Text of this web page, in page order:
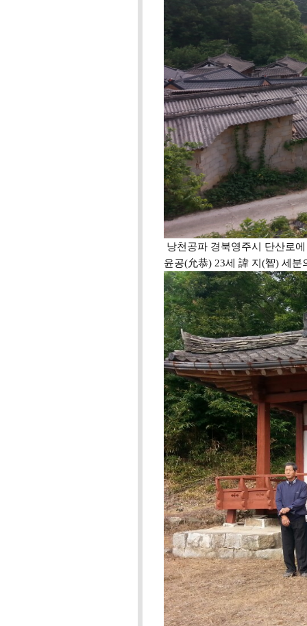
낭천공파 경북영주시 단산로
윤공(允恭) 23세 諱 지(智) 세